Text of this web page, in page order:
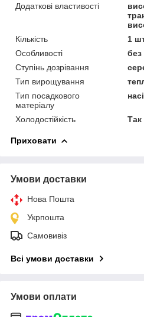
Додаткові властивості
Кількість
1
Особливості
Ступінь дозрівання
Тип вирощування
Тип посадкового
матеріалу
Холодостійкість Так
Приховати
Умови доставки
Нова Пошта
Укрпошта
Самовивіз
Всі умови доставки
Умови оплати